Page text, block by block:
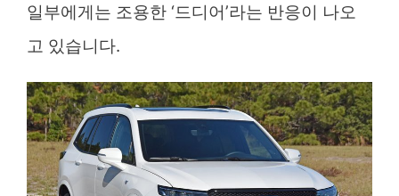
일부에게는 조용한 ‘드디어’라는 반응이 나오
고 있습니다.